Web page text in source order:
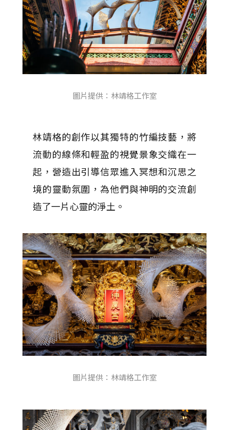
圖片提供：林靖格工作室
林靖格的創作以其獨特的竹編技藝，將
流動的線條和輕盈的視覺景象交織在一
起，營造出引導信眾進入冥想和沉思之
境的靈動氛圍，為他們與神明的交流創
造了一片心靈的淨土。
圖片提供：林靖格工作室